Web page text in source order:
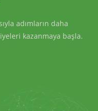
adımların daha
kazanmaya başla.